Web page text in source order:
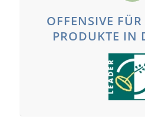
OFFENSIVE
PRODUKTE IN